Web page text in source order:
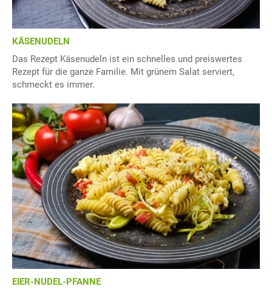
KÄSENUDELN
Das Rezept Käsenudeln ist ein schnelles und preiswertes
Rezept für die ganze Familie. Mit grünem Salat serviert,
schmeckt es immer.
EIER-NUDEL-PFANNE